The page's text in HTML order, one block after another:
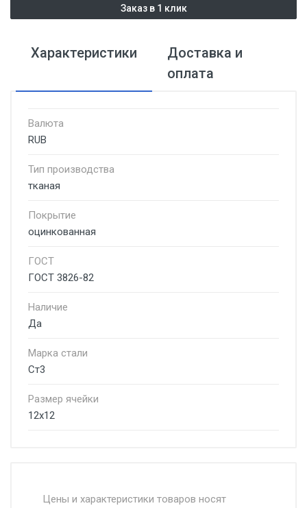
Заказ в 1 клик
Характеристики
Доставка и
оплата
Валюта
RUB
Тип производства
тканая
Покрытие
оцинкованная
ГОСТ
ГОСТ 3826-82
Наличие
Да
Марка стали
Ст3
Размер ячейки
12х12
Москве и Московской области.
Цены и характеристики товаров носят